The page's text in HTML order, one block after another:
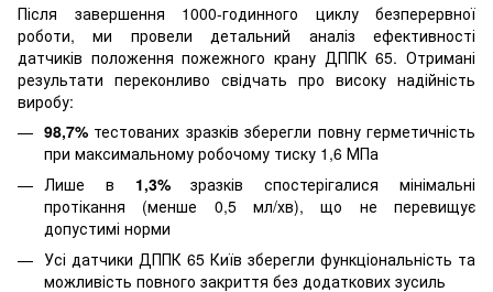
Після завершення 1000-годинного циклу безперервної
роботи, ми провели детальний аналіз ефективності
датчиків положення пожежного крану ДППК 65. Отримані
результати переконливо свідчать про високу надійність
виробу:
98,7% тестованих зразків зберегли повну герметичність
при максимальному робочому тиску 1,6 МПа
Лише в 1,3%зразків спостерігалися мінімальні
протікання (менше 0,5 мл/хв), що не перевищує
допустимі норми
Усі датчики ДППК 65 Київ зберегли функціональність та
можливість повного закриття без додаткових зусиль